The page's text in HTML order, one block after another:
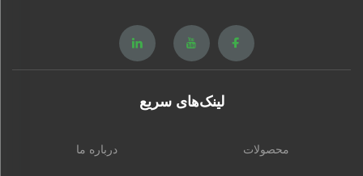
لینک‌های سریع
محصولات درباره ما